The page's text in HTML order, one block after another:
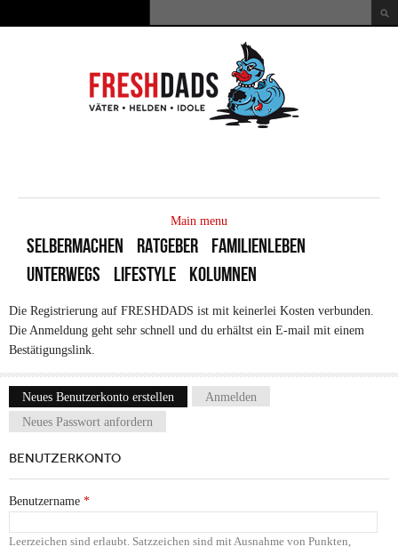
Suchformular
Main menu
SELBERMACHEN RATGEBER
FAMILIENLEBEN
UNTERWEGS
LIFESTYLE KOLUMNEN
Die Registrierung auf FRESHDADS ist mit keinerlei Kosten verbunden.
Die Anmeldung geht sehr schnell und du erhältst ein E-mail mit einem
Bestätigungslink.
Haupt-Reiter
Neues Benutzerkonto erstellen (aktiver Reiter)
Anmelden
Neues Passwort anfordern
BENUTZERKONTO
Benutzername *
Leerzeichen sind erlaubt. Satzzeichen sind mit Ausnahme von Punkten,